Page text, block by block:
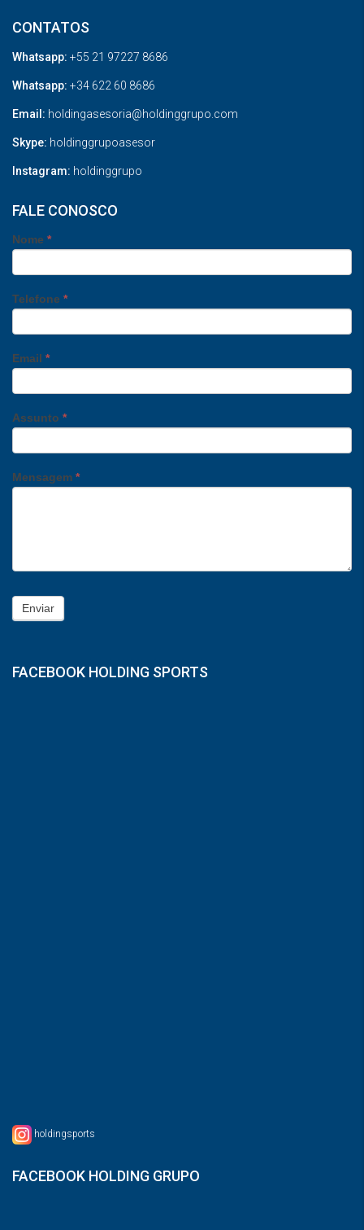
CONTATOS
Whatsapp: +55 21 97227 8686
Whatsapp: +34 622 60 8686
Email: holdingasesoria@holdinggrupo.com
Skype: holdinggrupoasesor
Instagram: holdinggrupo
FALE CONOSCO
Nome *
Telefone *
Email *
Assunto *
Mensagem *
Enviar
FACEBOOK HOLDING SPORTS
holdingsports
FACEBOOK HOLDING GRUPO